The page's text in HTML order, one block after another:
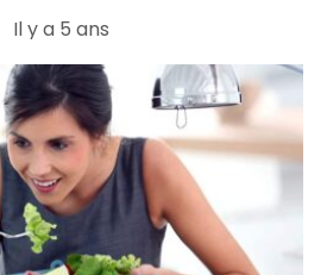
Il y a 5 ans